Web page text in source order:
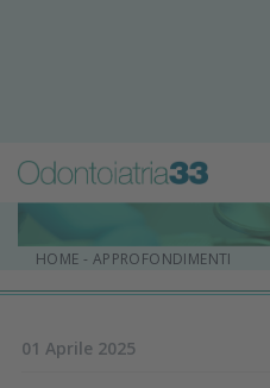
HOME - APPROFONDIMENTI
01 Aprile 2025